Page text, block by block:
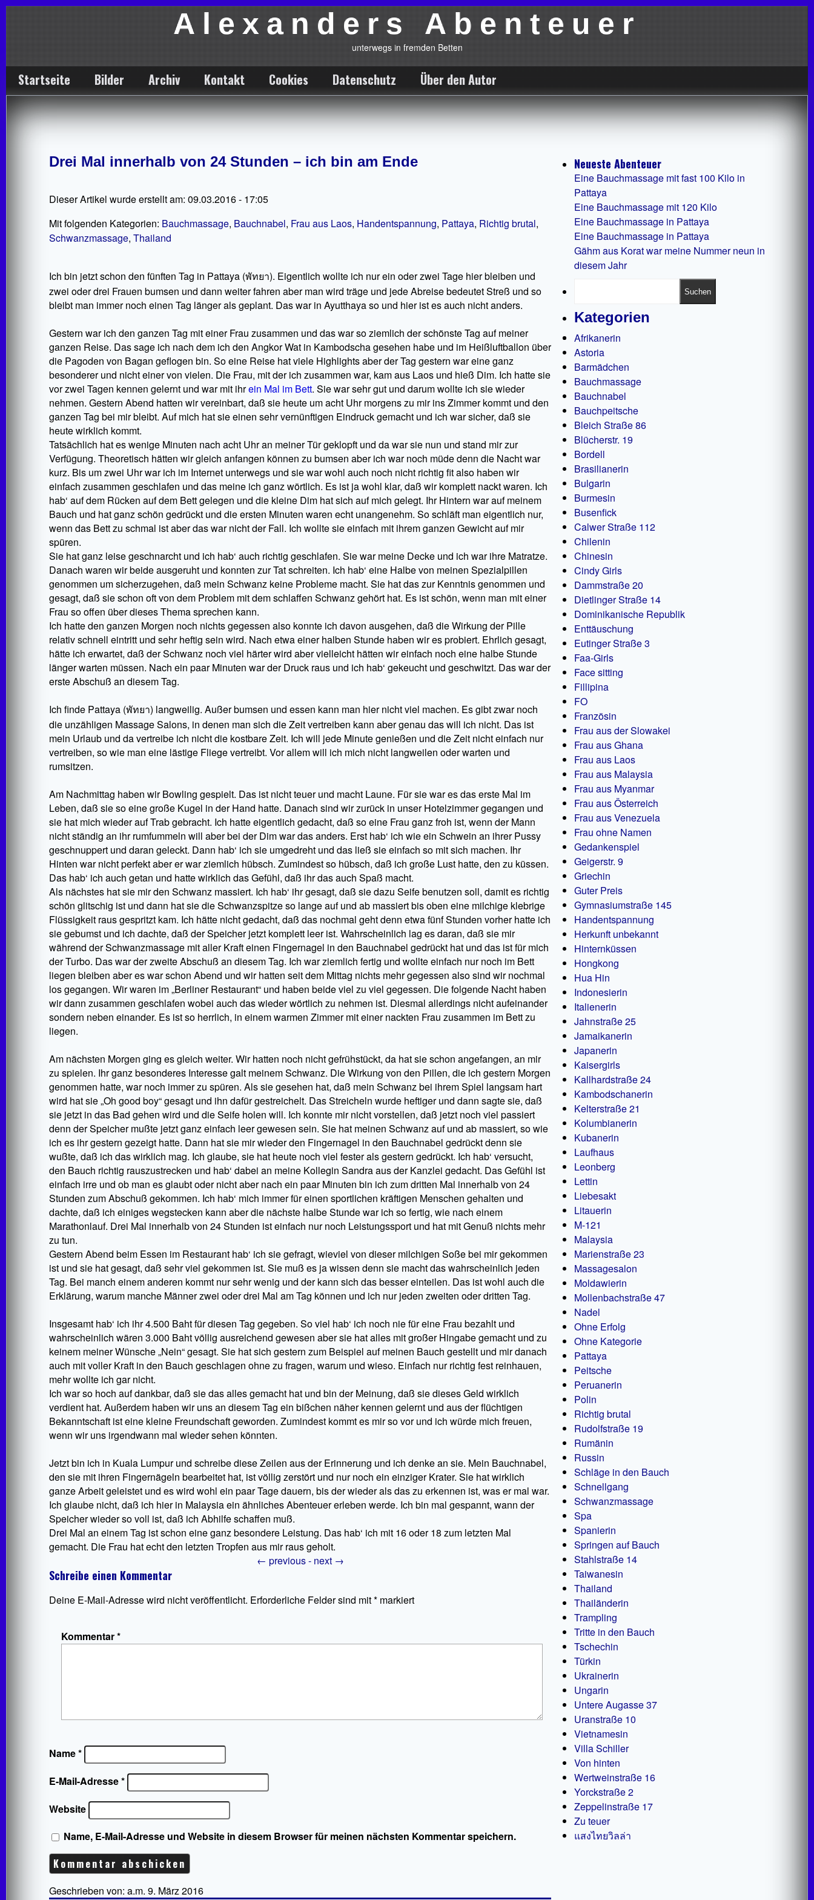
Alexanders Abenteuer
unterwegs in fremden Betten
Startseite Bilder Archiv Kontakt Cookies Datenschutz Über den Autor
Drei Mal innerhalb von 24 Stunden – ich bin am Ende
Dieser Artikel wurde erstellt am: 09.03.2016 - 17:05
Mit folgenden Kategorien: Bauchmassage, Bauchnabel, Frau aus Laos, Handentspannung, Pattaya, Richtig brutal,
Schwanzmassage, Thailand
Ich bin jetzt schon den fünften Tag in Pattaya (พัทยา). Eigentlich wollte ich nur ein oder zwei Tage hier bleiben und
zwei oder drei Frauen bumsen und dann weiter fahren aber man wird träge und jede Abreise bedeutet Streß und so
bleibt man immer noch einen Tag länger als geplant. Das war in Ayutthaya so und hier ist es auch nicht anders.
Gestern war ich den ganzen Tag mit einer Frau zusammen und das war so ziemlich der schönste Tag auf meiner
ganzen Reise. Das sage ich nach dem ich den Angkor Wat in Kambodscha gesehen habe und im Heißluftballon über
die Pagoden von Bagan geflogen bin. So eine Reise hat viele Highlights aber der Tag gestern war eine ganz
besonderer und nicht einer von vielen. Die Frau, mit der ich zusammen war, kam aus Laos und hieß Dim. Ich hatte sie
vor zwei Tagen kennen gelernt und war mit ihrein Mal im Bett. Sie war sehr gut und darum wollte ich sie wieder
nehmen. Gestern Abend hatten wir vereinbart, daß sie heute um acht Uhr morgens zu mir ins Zimmer kommt und den
ganzen Tag bei mir bleibt. Auf mich hat sie einen sehr vernünftigen Eindruck gemacht und ich war sicher, daß sie
heute wirklich kommt.
Tatsächlich hat es wenige Minuten nach acht Uhr an meiner Tür geklopft und da war sie nun und stand mir zur
Verfügung. Theoretisch hätten wir gleich anfangen können zu bumsen aber ich war noch müde denn die Nacht war
kurz. Bis um zwei Uhr war ich im Internet unterwegs und sie war wohl auch noch nicht richtig fit also haben wir
einfach zusammen geschlafen und das meine ich ganz wörtlich. Es ist ja wohl klar, daß wir komplett nackt waren. Ich
hab‘ auf dem Rücken auf dem Bett gelegen und die kleine Dim hat sich auf mich gelegt. Ihr Hintern war auf meinem
Bauch und hat ganz schön gedrückt und die ersten Minuten waren echt unangenehm. So schläft man eigentlich nur,
wenn das Bett zu schmal ist aber das war nicht der Fall. Ich wollte sie einfach mit ihrem ganzen Gewicht auf mir
spüren.
Sie hat ganz leise geschnarcht und ich hab‘ auch richtig geschlafen. Sie war meine Decke und ich war ihre Matratze.
Danach waren wir beide ausgeruht und konnten zur Tat schreiten. Ich hab‘ eine Halbe von meinen Spezialpillen
genommen um sicherzugehen, daß mein Schwanz keine Probleme macht. Sie hat das zur Kenntnis genommen und
gesagt, daß sie schon oft von dem Problem mit dem schlaffen Schwanz gehört hat. Es ist schön, wenn man mit einer
Frau so offen über dieses Thema sprechen kann.
Ich hatte den ganzen Morgen noch nichts gegessen also konnte ich davon ausgehen, daß die Wirkung der Pille
relativ schnell eintritt und sehr heftig sein wird. Nach etwa einer halben Stunde haben wir es probiert. Ehrlich gesagt,
hätte ich erwartet, daß der Schwanz noch viel härter wird aber vielleicht hätten wir einfach noch eine halbe Stunde
länger warten müssen. Nach ein paar Minuten war der Druck raus und ich hab‘ gekeucht und geschwitzt. Das war der
erste Abschuß an diesem Tag.
Ich finde Pattaya (พัทยา) langweilig. Außer bumsen und essen kann man hier nicht viel machen. Es gibt zwar noch
die unzähligen Massage Salons, in denen man sich die Zeit vertreiben kann aber genau das will ich nicht. Das ist
mein Urlaub und da vertreibe ich nicht die kostbare Zeit. Ich will jede Minute genießen und die Zeit nicht einfach nur
vertreiben, so wie man eine lästige Fliege vertreibt. Vor allem will ich mich nicht langweilen oder warten und
rumsitzen.
Am Nachmittag haben wir Bowling gespielt. Das ist nicht teuer und macht Laune. Für sie war es das erste Mal im
Leben, daß sie so eine große Kugel in der Hand hatte. Danach sind wir zurück in unser Hotelzimmer gegangen und
sie hat mich wieder auf Trab gebracht. Ich hatte eigentlich gedacht, daß so eine Frau ganz froh ist, wenn der Mann
nicht ständig an ihr rumfummeln will aber bei der Dim war das anders. Erst hab‘ ich wie ein Schwein an ihrer Pussy
geschnuppert und daran geleckt. Dann hab‘ ich sie umgedreht und das ließ sie einfach so mit sich machen. Ihr
Hinten war nicht perfekt aber er war ziemlich hübsch. Zumindest so hübsch, daß ich große Lust hatte, den zu küssen.
Das hab‘ ich auch getan und hatte wirklich das Gefühl, daß ihr das auch Spaß macht.
Als nächstes hat sie mir den Schwanz massiert. Ich hab‘ ihr gesagt, daß sie dazu Seife benutzen soll, damit es richtig
schön glitschig ist und dann hat sie die Schwanzspitze so lange auf und ab massiert bis oben eine milchige klebrige
Flüssigkeit raus gespritzt kam. Ich hätte nicht gedacht, daß das nochmal geht denn etwa fünf Stunden vorher hatte ich
sie gebumst und ich dachte, daß der Speicher jetzt komplett leer ist. Wahrscheinlich lag es daran, daß sie mir
während der Schwanzmassage mit aller Kraft einen Fingernagel in den Bauchnabel gedrückt hat und das ist für mich
der Turbo. Das war der zweite Abschuß an diesem Tag. Ich war ziemlich fertig und wollte einfach nur noch im Bett
liegen bleiben aber es war schon Abend und wir hatten seit dem Mittag nichts mehr gegessen also sind wir nochmal
los gegangen. Wir waren im „Berliner Restaurant“ und haben beide viel zu viel gegessen. Die folgende Nacht haben
wir dann zusammen geschlafen wobei auch das wieder wörtlich zu nehmen ist. Diesmal allerdings nicht aufeinander
sondern neben einander. Es ist so herrlich, in einem warmen Zimmer mit einer nackten Frau zusammen im Bett zu
liegen.
Am nächsten Morgen ging es gleich weiter. Wir hatten noch nicht gefrühstückt, da hat sie schon angefangen, an mir
zu spielen. Ihr ganz besonderes Interesse galt meinem Schwanz. Die Wirkung von den Pillen, die ich gestern Morgen
genommen hatte, war noch immer zu spüren. Als sie gesehen hat, daß mein Schwanz bei ihrem Spiel langsam hart
wird hat sie „Oh good boy“ gesagt und ihn dafür gestreichelt. Das Streicheln wurde heftiger und dann sagte sie, daß
sie jetzt in das Bad gehen wird und die Seife holen will. Ich konnte mir nicht vorstellen, daß jetzt noch viel passiert
denn der Speicher mußte jetzt ganz einfach leer gewesen sein. Sie hat meinen Schwanz auf und ab massiert, so wie
ich es ihr gestern gezeigt hatte. Dann hat sie mir wieder den Fingernagel in den Bauchnabel gedrückt denn sie
wußte, daß ich das wirklich mag. Ich glaube, sie hat heute noch viel fester als gestern gedrückt. Ich hab‘ versucht,
den Bauch richtig rauszustrecken und hab‘ dabei an meine Kollegin Sandra aus der Kanzlei gedacht. Das Gefühl ist
einfach irre und ob man es glaubt oder nicht aber nach ein paar Minuten bin ich zum dritten Mal innerhalb von 24
Stunden zum Abschuß gekommen. Ich hab‘ mich immer für einen sportlichen kräftigen Menschen gehalten und
dachte, daß ich einiges wegstecken kann aber die nächste halbe Stunde war ich so fertig, wie nach einem
Marathonlauf. Drei Mal innerhalb von 24 Stunden ist einfach nur noch Leistungssport und hat mit Genuß nichts mehr
zu tun.
Gestern Abend beim Essen im Restaurant hab‘ ich sie gefragt, wieviel von dieser milchigen Soße bei mir gekommen
ist und sie hat gesagt, daß sehr viel gekommen ist. Sie muß es ja wissen denn sie macht das wahrscheinlich jeden
Tag. Bei manch einem anderen kommt nur sehr wenig und der kann sich das besser einteilen. Das ist wohl auch die
Erklärung, warum manche Männer zwei oder drei Mal am Tag können und ich nur jeden zweiten oder dritten Tag.
Insgesamt hab‘ ich ihr 4.500 Baht für diesen Tag gegeben. So viel hab‘ ich noch nie für eine Frau bezahlt und
wahrscheinlich wären 3.000 Baht völlig ausreichend gewesen aber sie hat alles mit großer Hingabe gemacht und zu
keinem meiner Wünsche „Nein“ gesagt. Sie hat sich gestern zum Beispiel auf meinen Bauch gestellt und mir danach
auch mit voller Kraft in den Bauch geschlagen ohne zu fragen, warum und wieso. Einfach nur richtig fest reinhauen,
mehr wollte ich gar nicht.
Ich war so hoch auf dankbar, daß sie das alles gemacht hat und bin der Meinung, daß sie dieses Geld wirklich
verdient hat. Außerdem haben wir uns an diesem Tag ein bißchen näher kennen gelernt und aus der flüchtigen
Bekanntschaft ist eine kleine Freundschaft geworden. Zumindest kommt es mir so vor und ich würde mich freuen,
wenn wir uns irgendwann mal wieder sehen könnten.
Jetzt bin ich in Kuala Lumpur und schreibe diese Zeilen aus der Erinnerung und ich denke an sie. Mein Bauchnabel,
den sie mit ihren Fingernägeln bearbeitet hat, ist völlig zerstört und nur noch ein einziger Krater. Sie hat wirklich
ganze Arbeit geleistet und es wird wohl ein paar Tage dauern, bis der wieder als das zu erkennen ist, was er mal war.
Ich glaube nicht, daß ich hier in Malaysia ein ähnliches Abenteuer erleben werde. Ich bin mal gespannt, wann der
Speicher wieder so voll ist, daß ich Abhilfe schaffen muß.
Drei Mal an einem Tag ist schon eine ganz besondere Leistung. Das hab‘ ich mit 16 oder 18 zum letzten Mal
gemacht. Die Frau hat echt den letzten Tropfen aus mir raus geholt.
← previous - next →
Schreibe einen Kommentar
Deine E-Mail-Adresse wird nicht veröffentlicht. Erforderliche Felder sind mit* markiert
Kommentar*
Name*
E-Mail-Adresse*
Website
Name, E-Mail-Adresse und Website in diesem Browser für meinen nächsten Kommentar speichern.
Geschrieben von: a.m. 9. März 2016
Neueste Abenteuer
Eine Bauchmassage mit fast 100 Kilo in
Pattaya
Eine Bauchmassage mit 120 Kilo
Eine Bauchmassage in Pattaya
Eine Bauchmassage in Pattaya
Gähm aus Korat war meine Nummer neun in
diesem Jahr
Suchen
Kategorien
Afrikanerin
Astoria
Barmädchen
Bauchmassage
Bauchnabel
Bauchpeitsche
Bleich Straße 86
Blücherstr. 19
Bordell
Brasilianerin
Bulgarin
Burmesin
Busenfick
Calwer Straße 112
Chilenin
Chinesin
Cindy Girls
Dammstraße 20
Dietlinger Straße 14
Dominikanische Republik
Enttäuschung
Eutinger Straße 3
Faa-Girls
Face sitting
Fillipina
FO
Französin
Frau aus der Slowakei
Frau aus Ghana
Frau aus Laos
Frau aus Malaysia
Frau aus Myanmar
Frau aus Österreich
Frau aus Venezuela
Frau ohne Namen
Gedankenspiel
Geigerstr. 9
Griechin
Guter Preis
Gymnasiumstraße 145
Handentspannung
Herkunft unbekannt
Hinternküssen
Hongkong
Hua Hin
Indonesierin
Italienerin
Jahnstraße 25
Jamaikanerin
Japanerin
Kaisergirls
Kallhardstraße 24
Kambodschanerin
Kelterstraße 21
Kolumbianerin
Kubanerin
Laufhaus
Leonberg
Lettin
Liebesakt
Litauerin
M-121
Malaysia
Marienstraße 23
Massagesalon
Moldawierin
Mollenbachstraße 47
Nadel
Ohne Erfolg
Ohne Kategorie
Pattaya
Peitsche
Peruanerin
Polin
Richtig brutal
Rudolfstraße 19
Rumänin
Russin
Schläge in den Bauch
Schnellgang
Schwanzmassage
Spa
Spanierin
Springen auf Bauch
Stahlstraße 14
Taiwanesin
Thailand
Thailänderin
Trampling
Tritte in den Bauch
Tschechin
Türkin
Ukrainerin
Ungarin
Untere Augasse 37
Uranstraße 10
Vietnamesin
Villa Schiller
Von hinten
Wertweinstraße 16
Yorckstraße 2
Zeppelinstraße 17
Zu teuer
แสงไทยวิลล่า